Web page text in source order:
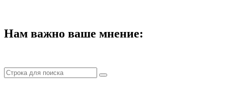
Нам важно ваше мнение: